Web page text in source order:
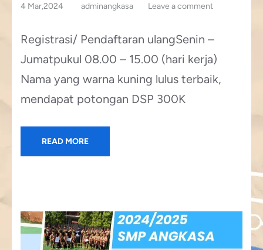
4 Mar,2024 adminangkasa Leave a comment
Registrasi/ Pendaftaran ulangSenin –
Jumatpukul 08.00 – 15.00 (hari kerja)
Nama yang warna kuning lulus terbaik,
mendapat potongan DSP 300K
READ MORE